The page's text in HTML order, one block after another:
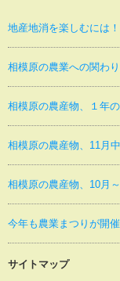
地産地消を楽しむには！
相模原の農業への関わ
相模原の農産物、１年
相模原の農産物、11月
相模原の農産物、10月
今年も農業まつりが開
サイトマップ